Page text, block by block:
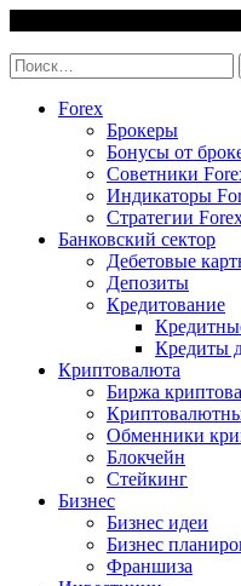
content
Найти:
Forex
Брокеры
Бонусы от
Советники
Индикаторы
Стратегии
Банковский сектор
Дебетовые
Депозиты
Кредитование
Кредиты
Криптовалюта
Биржа
Обменники
Блокчейн
Стейкинг
Бизнес
Бизнес идеи
Бизнес
Франшиза